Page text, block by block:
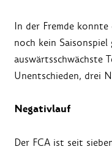
In der Fremde konnte
noch kein
auswärtsschwächste
Unentschieden, drei
Negativlauf
Der FCA ist seit